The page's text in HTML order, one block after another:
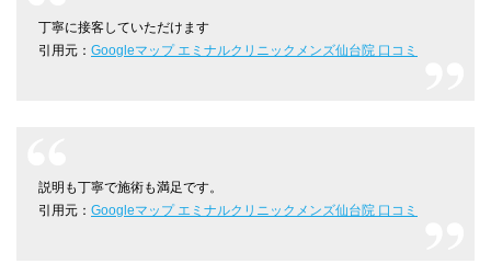
丁寧に接客していただけます
引用元： Googleマップ エミナルクリニックメンズ仙台院 口コミ
説明も丁寧で施術も満足です。
引用元： Googleマップ エミナルクリニックメンズ仙台院 口コミ